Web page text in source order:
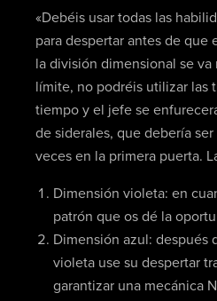
«Debéis usar todas las
para despertar antes de que
la división dimensional se
límite, no podréis utilizar las
tiempo y el jefe se
de siderales, que debería
veces en la primera puerta.
Dimensión violeta: en
patrón que os dé la
Dimensión azul: después
violeta use su despertar
garantizar una mecánica